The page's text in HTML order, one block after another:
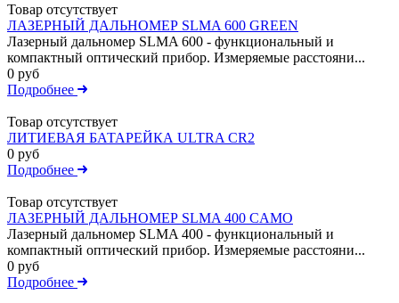
Товар отсутствует
ЛАЗЕРНЫЙ ДАЛЬНОМЕР SLMA 600 GREEN
Лазерный дальномер SLMA 600 - функциональный и
компактный оптический прибор. Измеряемые расстояни...
0 руб
Подробнее
Товар отсутствует
ЛИТИЕВАЯ БАТАРЕЙКА ULTRA CR2
0 руб
Подробнее
Товар отсутствует
ЛАЗЕРНЫЙ ДАЛЬНОМЕР SLMA 400 CAMO
Лазерный дальномер SLMA 400 - функциональный и
компактный оптический прибор. Измеряемые расстояни...
0 руб
Подробнее